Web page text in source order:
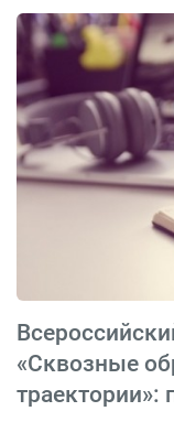
«Сквозные
траектории»: